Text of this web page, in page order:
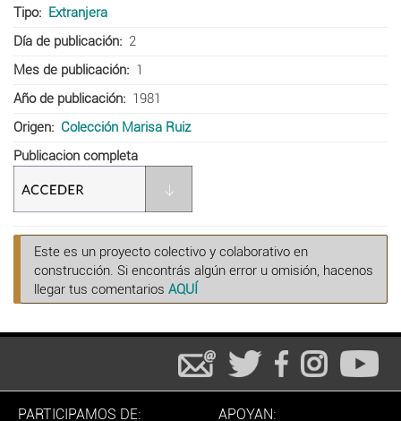
Tipo
Extranjera
Día de publicación
2
Mes de publicación
1
Año de publicación
1981
Origen
Colección Marisa Ruiz
Publicacion completa
Este es un proyecto colectivo y colaborativo en
construcción. Si encontrás algún error u omisión, hacenos
llegar tus comentarios AQUÍ
PARTICIPAMOS DE: APOYAN: